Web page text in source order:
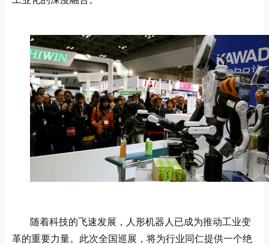
随着科技的飞速发展，人形机器人已成为推动工业变
革的重要力量。此次全国巡展，将为行业同仁提供一个绝